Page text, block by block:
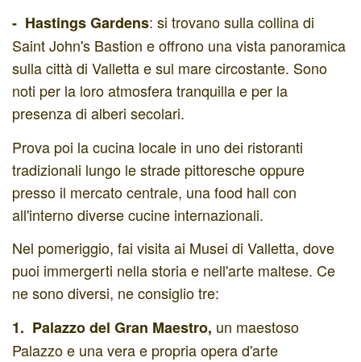
- Hastings Gardens: si trovano sulla collina di
Saint John's Bastion e offrono una vista panoramica
sulla città di Valletta e sul mare circostante. Sono
noti per la loro atmosfera tranquilla e per la
presenza di alberi secolari.
Prova poi la cucina locale in uno dei ristoranti
tradizionali lungo le strade pittoresche oppure
presso il mercato centrale, una food hall con
all'interno diverse cucine internazionali.
Nel pomeriggio, fai visita ai Musei di Valletta, dove
puoi immergerti nella storia e nell'arte maltese. Ce
ne sono diversi, ne consiglio tre:
1. Palazzo del Gran Maestro, un maestoso
Palazzo e una vera e propria opera d'arte